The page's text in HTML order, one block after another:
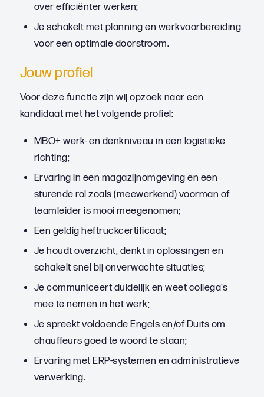
over efficiënter werken;
Je schakelt met planning en werkvoorbereiding
voor een optimale doorstroom.
Jouw profiel
Voor deze functie zijn wij opzoek naar een
kandidaat met het volgende profiel:
MBO+ werk- en denkniveau in een logistieke
richting;
Ervaring in een magazijnomgeving en een
sturende rol zoals (meewerkend) voorman of
teamleider is mooi meegenomen;
Een geldig heftruckcertificaat;
Je houdt overzicht, denkt in oplossingen en
schakelt snel bij onverwachte situaties;
Je communiceert duidelijk en weet collega’s
mee te nemen in het werk;
Je spreekt voldoende Engels en/of Duits om
chauffeurs goed te woord te staan;
Ervaring met ERP-systemen en administratieve
verwerking.